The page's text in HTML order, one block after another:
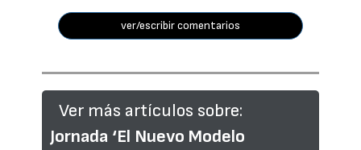
ver/escribir comentarios
Ver más artículos sobre:
Jornada ‘El Nuevo Modelo